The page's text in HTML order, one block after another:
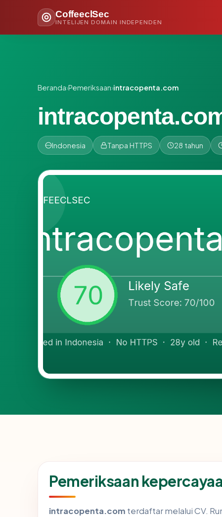
CoffeeclSec
INTELIJEN DOMAIN INDEPENDEN
Beranda›Pemeriksaan›intracopenta.com
Indonesia Tanpa HTTPS 28 tahun
Pemeriksaan
intracopenta.com terdaftar melalui CV.